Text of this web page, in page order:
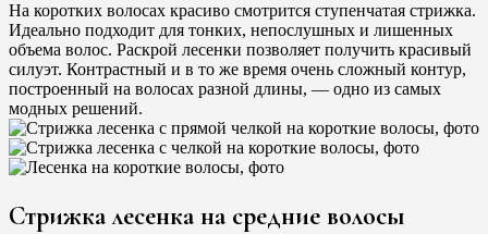
На коротких волосах красиво смотрится ступенчатая стрижка.
Идеально подходит для тонких, непослушных и лишенных
объема волос. Раскрой лесенки позволяет получить красивый
силуэт. Контрастный и в то же время очень сложный контур,
построенный на волосах разной длины, — одно из самых
модных решений.
Стрижка лесенка на средние волосы